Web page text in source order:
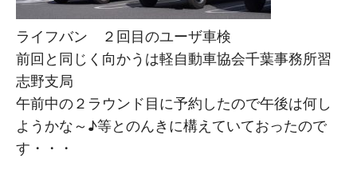
ライフバン ２回目のユーザ車検
前回と同じく向かうは軽自動車協会千葉事務所習
志野支局
午前中の２ラウンド目に予約したので午後は何し
ようかな～♪等とのんきに構えていておったので
す・・・